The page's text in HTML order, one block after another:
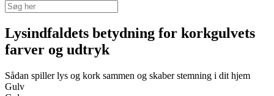
Lysindfaldets betydning for korkgulvets
farver og udtryk
Sådan spiller lys og kork sammen og skaber stemning i dit hjem
Gulv